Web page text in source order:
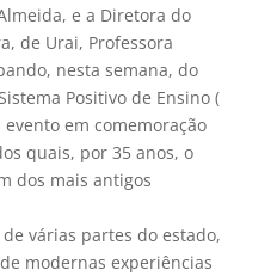
e a Diretora do
de Urai, Professora
nesta semana, do
Positivo de Ensino (
em comemoração
quais, por 35 anos, o
dos mais antigos
várias partes do estado,
modernas experiências